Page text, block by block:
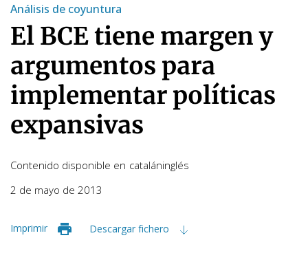
Análisis de coyuntura
El BCE tiene margen y
argumentos para
implementar políticas
expansivas
Contenido disponible en cataláninglés
2 de mayo de 2013
Imprimir Descargar fichero